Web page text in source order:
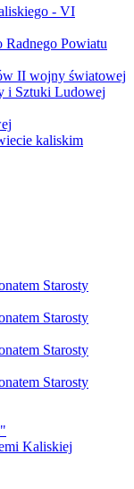
- VI
Radnego Powiatu
II wojny światowej
i Sztuki Ludowej
kaliskim
Starosty
Starosty
Starosty
Starosty
Kaliskiej